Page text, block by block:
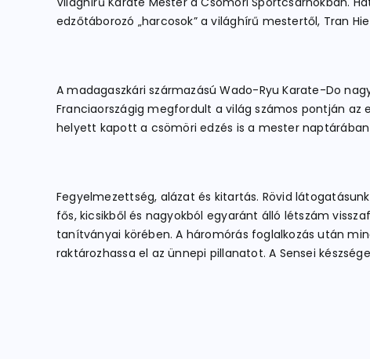
edzőtáborozó „harcosok” a világhírű mestertől, Tran
A madagaszkári származású Wado-Ryu Karate-Do
Franciaországig megfordult a világ számos pontján
helyett kapott a csömöri edzés is a mester
Fegyelmezettség, alázat és kitartás. Rövid
fős, kicsikből és nagyokból egyaránt álló létszám
tanítványai körében. A háromórás foglalkozás után
raktározhassa el az ünnepi pillanatot. A Sensei